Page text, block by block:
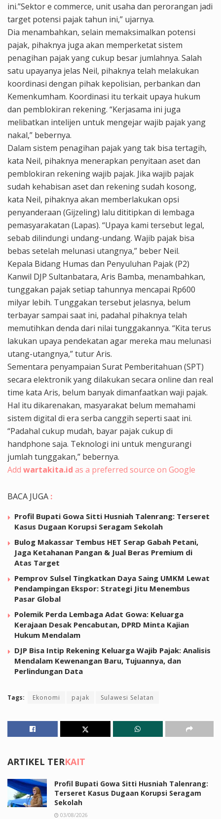
ini.”Sektor e commerce, unit usaha dan perorangan jadi
target potensi pajak tahun ini,” ujarnya.
Dia menambahkan, selain memaksimalkan potensi
pajak, pihaknya juga akan memperketat sistem
penagihan pajak yang cukup besar jumlahnya. Salah
satu upayanya jelas Neil, pihaknya telah melakukan
koordinasi dengan pihak kepolisian, perbankan dan
Kemenkumham. Koordinasi itu terkait upaya hukum
dan pemblokiran rekening. “Kerjasama ini juga
melibatkan intelijen untuk mengejar wajib pajak yang
nakal,” bebernya.
Dalam sistem penagihan pajak yang tak bisa tertagih,
kata Neil, pihaknya menerapkan penyitaan aset dan
pemblokiran rekening wajib pajak. Jika wajib pajak
sudah kehabisan aset dan rekening sudah kosong,
kata Neil, pihaknya akan memberlakukan opsi
penyanderaan (Gijzeling) lalu dititipkan di lembaga
pemasyarakatan (Lapas). “Upaya kami tersebut legal,
sebab dilindungi undang-undang. Wajib pajak bisa
bebas setelah melunasi utangnya,” beber Neil.
Kepala Bidang Humas dan Penyuluhan Pajak (P2)
Kanwil DJP Sultanbatara, Aris Bamba, menambahkan,
tunggakan pajak setiap tahunnya mencapai Rp600
milyar lebih. Tunggakan tersebut jelasnya, belum
terbayar sampai saat ini, padahal pihaknya telah
memutihkan denda dari nilai tunggakannya. “Kita terus
lakukan upaya pendekatan agar mereka mau melunasi
utang-utangnya,” tutur Aris.
Sementara penyampaian Surat Pemberitahuan (SPT)
secara elektronik yang dilakukan secara online dan real
time kata Aris, belum banyak dimanfaatkan waji pajak.
Hal itu dikarenakan, masyarakat belum memahami
sistem digital di era serba canggih seperti saat ini.
“Padahal cukup mudah, bayar pajak cukup di
handphone saja. Teknologi ini untuk mengurangi
jumlah tunggakan,” bebernya.
Add wartakita.id as a preferred source on Google
BACA JUGA :
Profil Bupati Gowa Sitti Husniah Talenrang: Terseret
Kasus Dugaan Korupsi Seragam Sekolah
Bulog Makassar Tembus HET Serap Gabah Petani,
Jaga Ketahanan Pangan & Jual Beras Premium di
Atas Target
Pemprov Sulsel Tingkatkan Daya Saing UMKM Lewat
Pendampingan Ekspor: Strategi Jitu Menembus
Pasar Global
Polemik Perda Lembaga Adat Gowa: Keluarga
Kerajaan Desak Pencabutan, DPRD Minta Kajian
Hukum Mendalam
DJP Bisa Intip Rekening Keluarga Wajib Pajak: Analisis
Mendalam Kewenangan Baru, Tujuannya, dan
Perlindungan Data
Tags: Ekonomi pajak Sulawesi Selatan
ARTIKEL TERKAIT
Profil Bupati Gowa Sitti Husniah Talenrang:
Terseret Kasus Dugaan Korupsi Seragam
Sekolah
03/08/2026